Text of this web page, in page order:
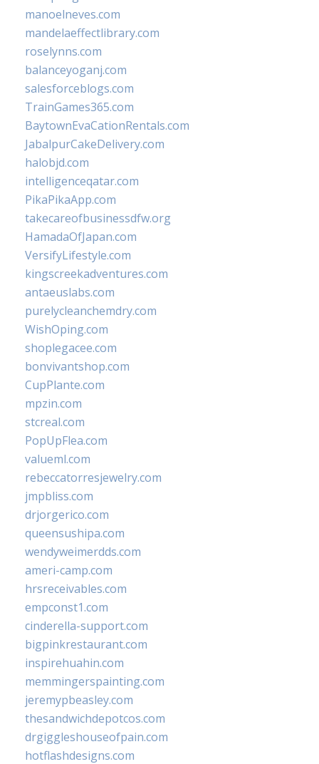
manoelneves.com
mandelaeffectlibrary.com
roselynns.com
balanceyoganj.com
salesforceblogs.com
TrainGames365.com
BaytownEvaCationRentals.com
JabalpurCakeDelivery.com
halobjd.com
intelligenceqatar.com
PikaPikaApp.com
takecareofbusinessdfw.org
HamadaOfJapan.com
VersifyLifestyle.com
kingscreekadventures.com
antaeuslabs.com
purelycleanchemdry.com
WishOping.com
shoplegacee.com
bonvivantshop.com
CupPlante.com
mpzin.com
stcreal.com
PopUpFlea.com
valueml.com
rebeccatorresjewelry.com
jmpbliss.com
drjorgerico.com
queensushipa.com
wendyweimerdds.com
ameri-camp.com
hrsreceivables.com
empconst1.com
cinderella-support.com
bigpinkrestaurant.com
inspirehuahin.com
memmingerspainting.com
jeremypbeasley.com
thesandwichdepotcos.com
drgiggleshouseofpain.com
hotflashdesigns.com